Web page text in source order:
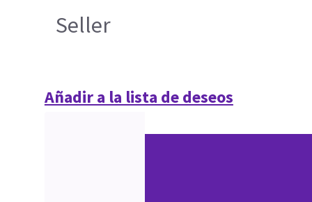
Seller
Añadir a la lista de deseos